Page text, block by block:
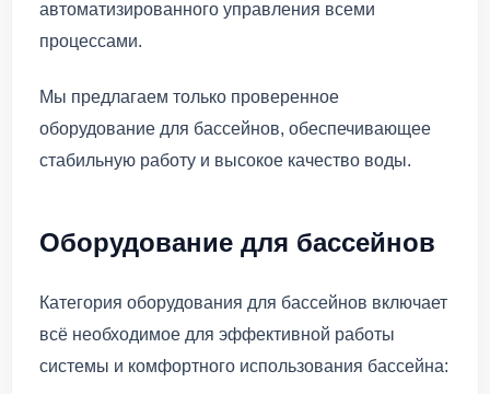
автоматизированного управления всеми
процессами.
Мы предлагаем только проверенное
оборудование для бассейнов, обеспечивающее
стабильную работу и высокое качество воды.
Оборудование для бассейнов
Категория оборудования для бассейнов включает
всё необходимое для эффективной работы
системы и комфортного использования бассейна: